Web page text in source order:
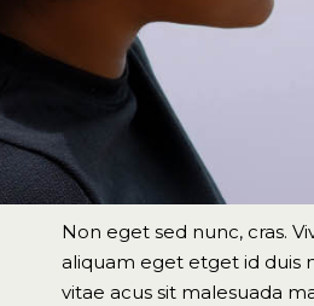
Non eget sed nunc, cras.
aliquam eget etget id duis
vitae acus sit malesuada